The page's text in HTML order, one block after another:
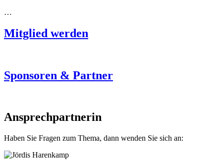
…
Mitglied werden
Sponsoren & Partner
Ansprechpartnerin
Haben Sie Fragen zum Thema, dann wenden Sie sich an: